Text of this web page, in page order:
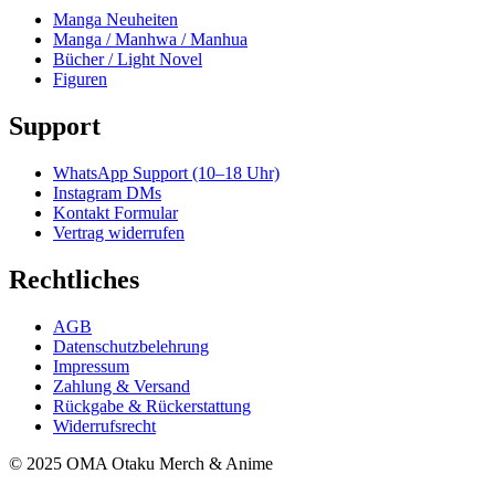
Manga Neuheiten
Manga / Manhwa / Manhua
Bücher / Light Novel
Figuren
Support
WhatsApp Support (10–18 Uhr)
Instagram DMs
Kontakt Formular
Vertrag widerrufen
Rechtliches
AGB
Datenschutzbelehrung
Impressum
Zahlung & Versand
Rückgabe & Rückerstattung
Widerrufsrecht
© 2025 OMA Otaku Merch & Anime